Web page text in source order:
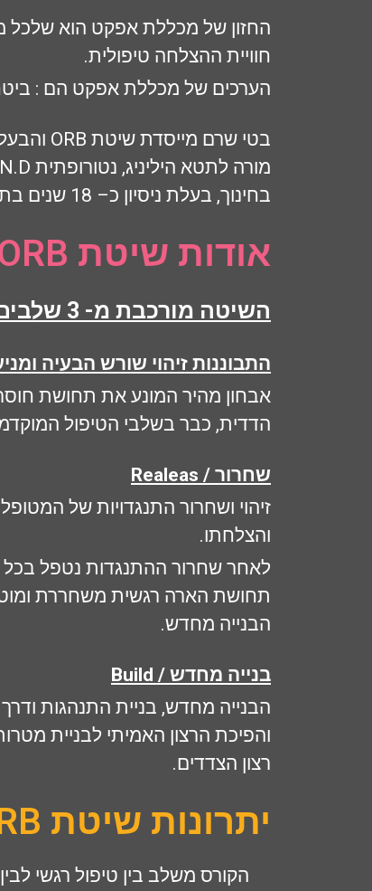
החזון של מכללת אפקט הוא שלכל
חוויית ההצלחה טיפולית.
הערכים של מכללת אפקט הם :
בחינוך, בעלת ניסיון כ– 18 שנים בתחום ההוראה , הדרכה והנחיית סדנאות וקבוצות הן לארגונים והן לפרטיים.
אודות שיטת ORB.
השיטה מורכבת מ- 3 שלבים:
התבוננות זיהוי שורש הבעיה
אבחון מהיר המונע את תחושת
הדדית, כבר בשלבי הטיפול
Realeas / שחרור
זיהוי ושחרור התנגדויות של
והצלחתו.
לאחר שחרור ההתנגדות נטפל
תחושת הארה רגשית משחררת
הבנייה מחדש.
בנייה מחדש / Build
הבנייה מחדש, בניית התנהגות
והפיכת הרצון האמיתי לבניית
רצון הצדדים.
יתרונות שיטת ORB:
הקורס משלב בין טיפול רגשי